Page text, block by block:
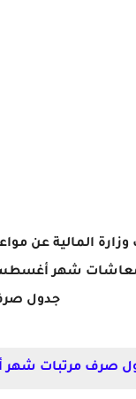
شهر أغسطس لـ
جدول
2023 لـ العاملين في القطاع الخاص